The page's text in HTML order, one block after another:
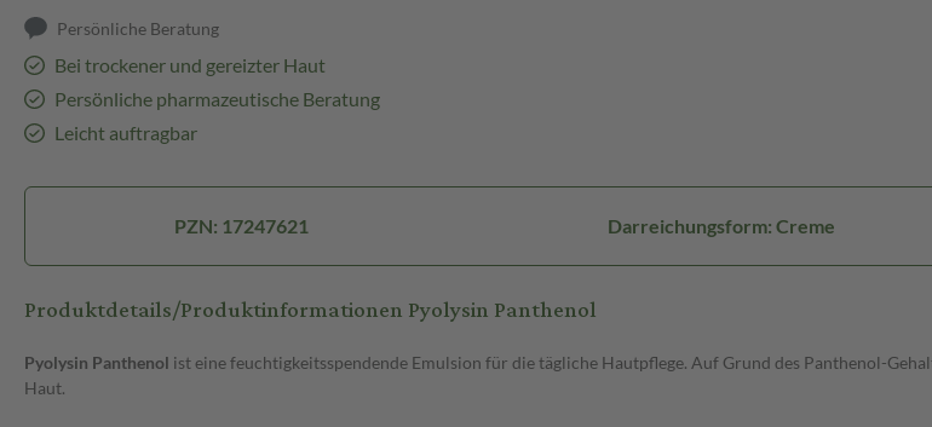
Persönliche Beratung
Bei trockener und gereizter Haut
Persönliche pharmazeutische Beratung
Leicht auftragbar
PZN: 17247621 Darreichungsform: Creme
Produktdetails/Produktinformationen Pyolysin Panthenol
Pyolysin Panthenol ist eine feuchtigkeitsspendende Emulsion für die tägliche Hautpflege. Auf Grund des Panthenol-
Haut.